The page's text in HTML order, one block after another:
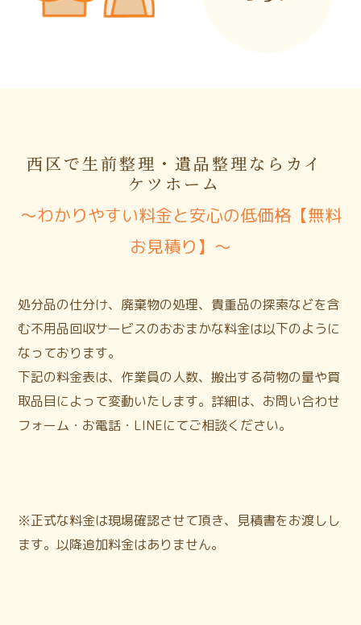
西区で生前整理・遺品整理ならカイ
ケツホーム
〜わかりやすい料金と安心の低価格【無料
お見積り】〜
処分品の仕分け、廃棄物の処理、貴重品の探索などを含
む不用品回収サービスのおおまかな料金は以下のように
なっております。
下記の料金表は、作業員の人数、搬出する荷物の量や買
取品目によって変動いたします。詳細は、お問い合わせ
フォーム・お電話・LINEにてご相談ください。
※正式な料金は現場確認させて頂き、見積書をお渡しし
ます。以降追加料金はありません。